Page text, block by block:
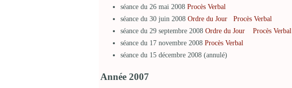
séance du 26 mai 2008 Procès Verbal
séance du 30 juin 2008 Ordre du Jour
Procès Verbal
séance du 29 septembre 2008 Ordre du Jour
Procès Verbal
séance du 17 novembre 2008 Procès Verbal
séance du 15 décembre 2008 (annulé)
Année 2007